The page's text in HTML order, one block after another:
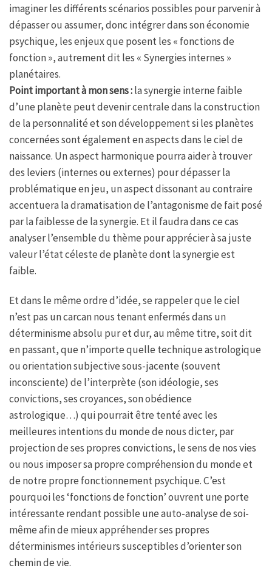
imaginer les différents scénarios possibles pour parvenir à
dépasser ou assumer, donc intégrer dans son économie
psychique, les enjeux que posent les « fonctions de
fonction », autrement dit les « Synergies internes »
planétaires.
Point important à mon sens :la synergie interne faible
d’une planète peut devenir centrale dans la construction
de la personnalité et son développement si les planètes
concernées sont également en aspects dans le ciel de
naissance. Un aspect harmonique pourra aider à trouver
des leviers (internes ou externes) pour dépasser la
problématique en jeu, un aspect dissonant au contraire
accentuera la dramatisation de l’antagonisme de fait posé
par la faiblesse de la synergie. Et il faudra dans ce cas
analyser l’ensemble du thème pour apprécier à sa juste
valeur l’état céleste de planète dont la synergie est
faible.
Et dans le même ordre d’idée, se rappeler que le ciel
n’est pas un carcan nous tenant enfermés dans un
déterminisme absolu pur et dur, au même titre, soit dit
en passant, que n’importe quelle technique astrologique
ou orientation subjective sous-jacente (souvent
inconsciente) de l’interprète (son idéologie, ses
convictions, ses croyances, son obédience
astrologique…) qui pourrait être tenté avec les
meilleures intentions du monde de nous dicter, par
projection de ses propres convictions, le sens de nos vies
ou nous imposer sa propre compréhension du monde et
de notre propre fonctionnement psychique. C’est
pourquoi les ‘fonctions de fonction’ ouvrent une porte
intéressante rendant possible une auto-analyse de soi-
même afin de mieux appréhender ses propres
déterminismes intérieurs susceptibles d’orienter son
chemin de vie.